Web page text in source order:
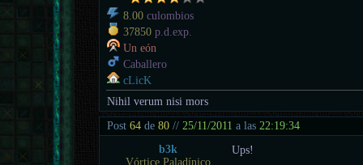
8.00 culombios
37850 p.d.exp.
Un eón
Caballero
cLicK
Nihil verum nisi mors
Post64 de80 // 25/11/2011 a las 22:19:34
b3k
Vórtice Paladínico
Ups!